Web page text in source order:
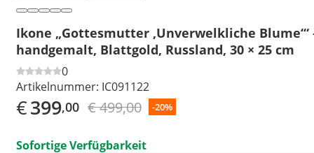
Ikone „Gottesmutter ‚Unverwelkliche Blume‘“
handgemalt, Blattgold, Russland, 30 × 25 cm
0
Artikelnummer: IC091122
€399,00 € 499,00 -20%
Sofortige Verfügbarkeit